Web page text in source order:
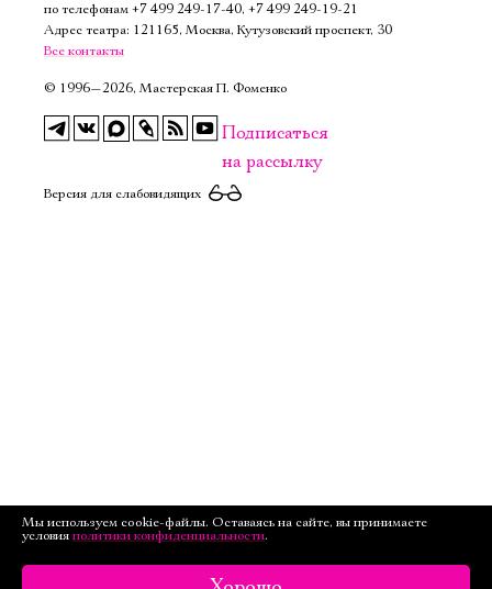
по телефонам +7 499 249‑17‑40, +7 499 249‑19‑21
Адрес театра: 121165, Москва, Кутузовский проспект, 30
Все контакты
© 1996—2026, Мастерская П. Фоменко
Подписаться
на рассылку
Версия для слабовидящих
Мы используем cookie-файлы. Оставаясь на сайте, вы принимаете
условия политики конфиденциальности.